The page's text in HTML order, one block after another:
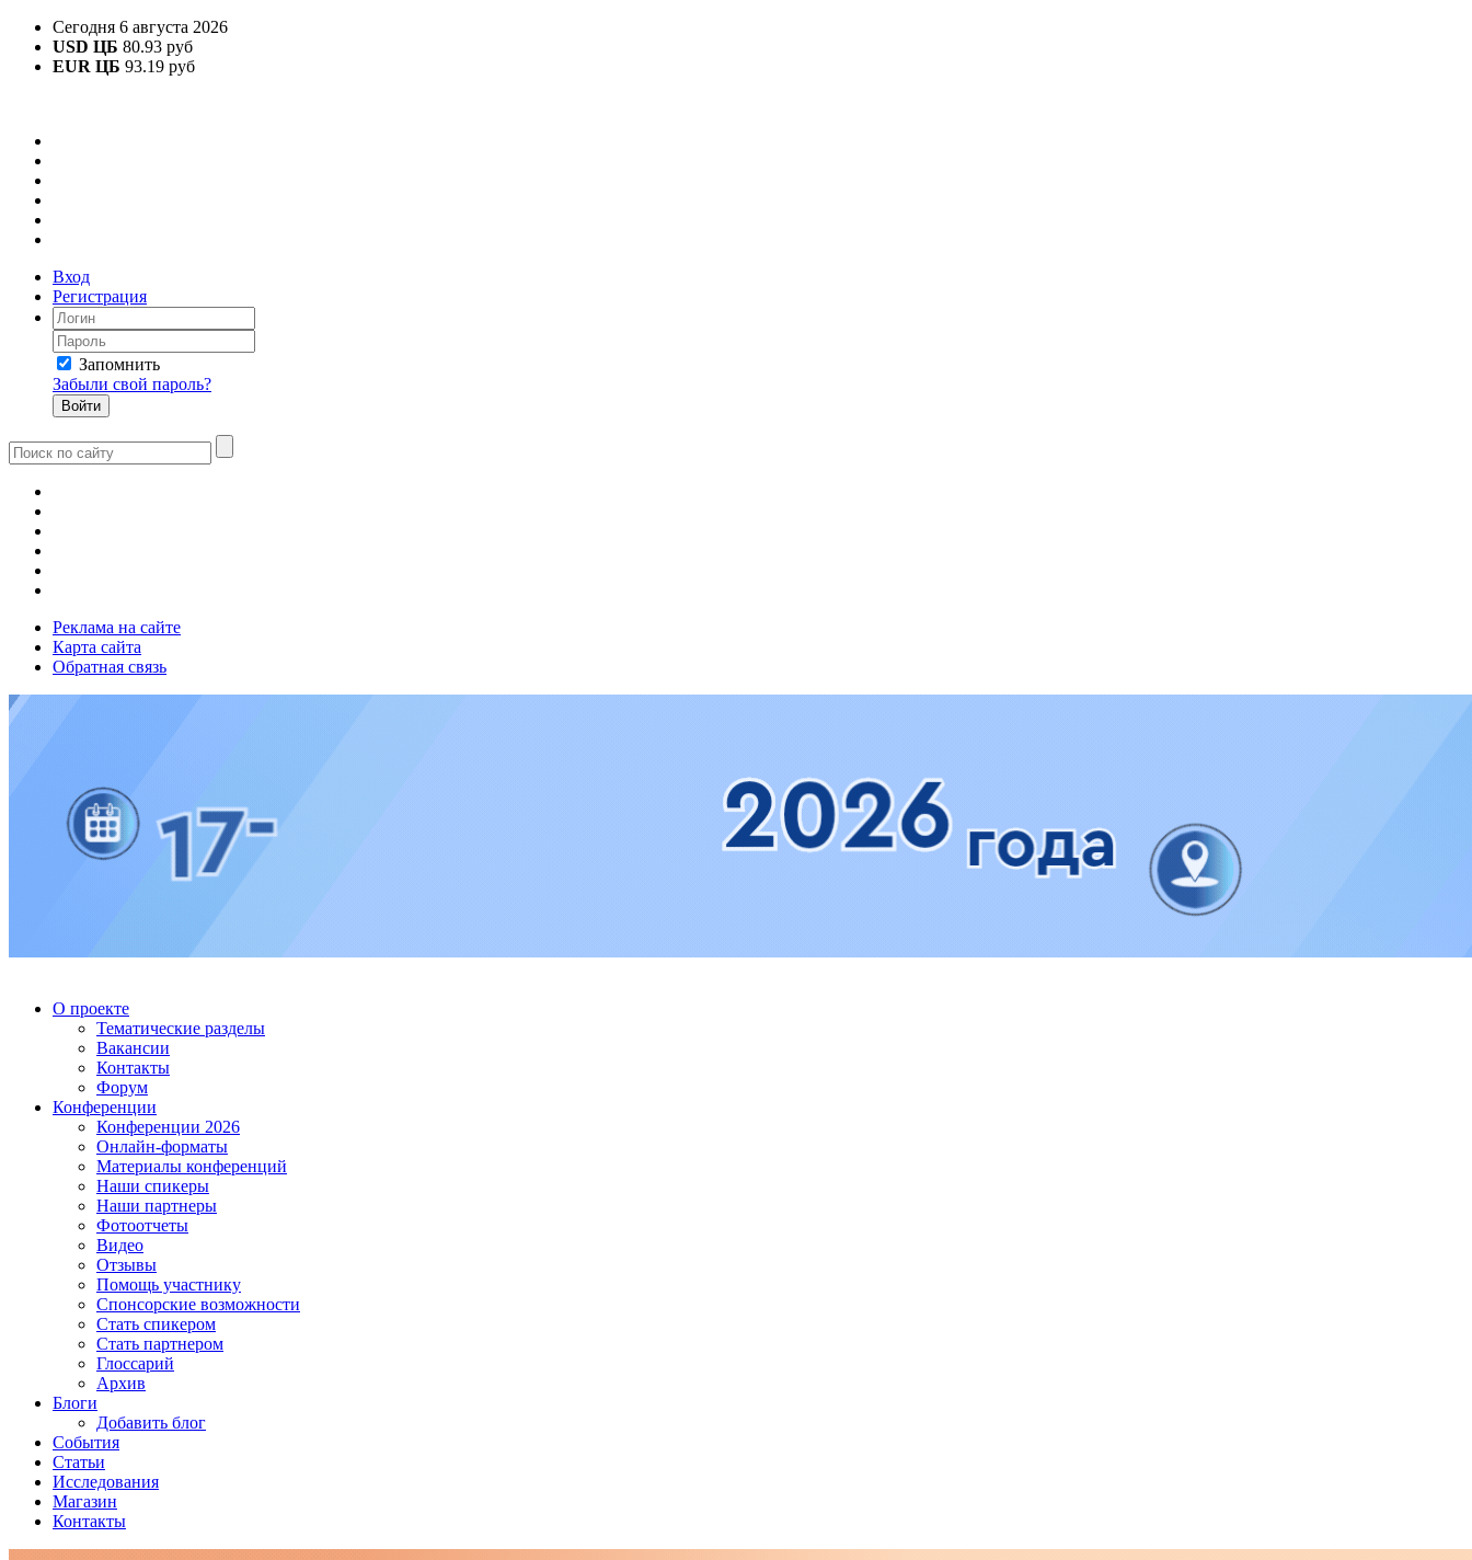
Сегодня 6 августа 2026
USD ЦБ 80.93 руб
EUR ЦБ 93.19 руб
Вход
Регистрация
Запомнить
Забыли свой пароль?
Реклама на сайте
Карта сайта
Обратная связь
О проекте
Тематические разделы
Вакансии
Контакты
Форум
Конференции
Конференции 2026
Онлайн-форматы
Материалы конференций
Наши спикеры
Наши партнеры
Фотоотчеты
Видео
Отзывы
Помощь участнику
Спонсорские возможности
Стать спикером
Стать партнером
Глоссарий
Архив
Блоги
Добавить блог
События
Статьи
Исследования
Магазин
Контакты